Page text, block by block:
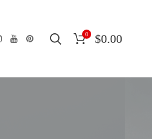
0 $0.00